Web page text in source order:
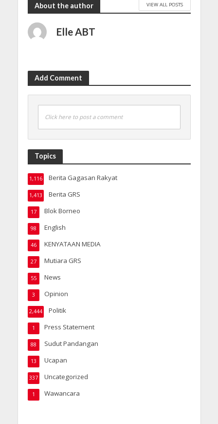
About the author VIEW ALL POSTS
Elle ABT
Add Comment
Click here to post a comment
Topics
Berita Gagasan Rakyat
1,116
Berita GRS
1,413
Blok Borneo
17
English
98
KENYATAAN MEDIA
46
Mutiara GRS
27
News
55
Opinion
3
Politik
2,444
Press Statement
1
Sudut Pandangan
88
Ucapan
13
Uncategorized
337
Wawancara
1